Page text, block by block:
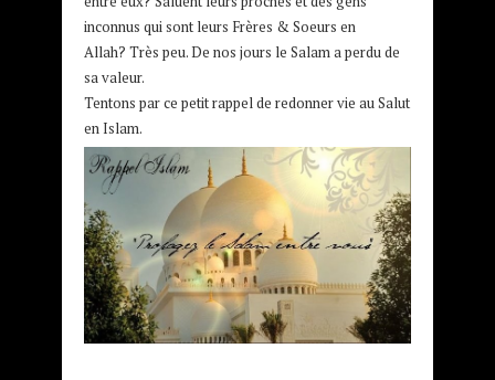
inconnus qui sont leurs Frères & Soeurs en
Allah? Très peu. De nos jours le Salam a perdu de
sa valeur.
Tentons par ce petit rappel de redonner vie au Salut
en Islam.